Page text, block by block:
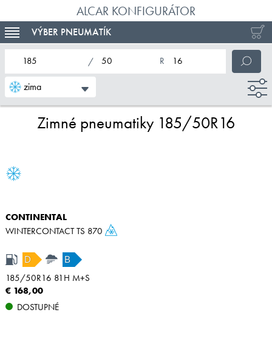
ALCAR KONFIGURÁTOR
TOGGLE NAVIGATION
VÝBER PNEUMATÍK
zima
nominálna šírka pneumatiky
profil pneumatiky
nominálny priemer pneumatiky
Zimné pneumatiky 185/50R16
CONTINENTAL
WINTERCONTACT TS 870
D B
185/50R16 81H M+S
€ 168,00
DOSTUPNÉ